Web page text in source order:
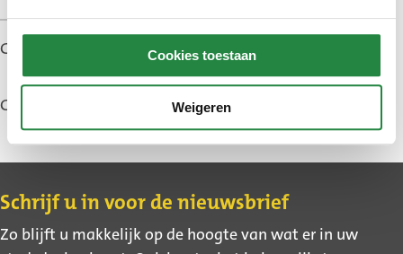
Cookies toestaan
Weigeren
Gepubliceerd: 1 april 2022
Gewijzigd: 5 juni 2026
Contact
Schrijf u in voor de nieuwsbrief
Zo blijft u makkelijk op de hoogte van wat er in uw